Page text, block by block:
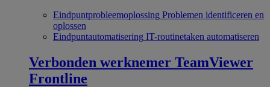
Eindpuntprobleemoplossing Problemen identificeren en
oplossen
Eindpuntautomatisering IT-routinetaken automatiseren
Verbonden werknemer TeamViewer
Frontline